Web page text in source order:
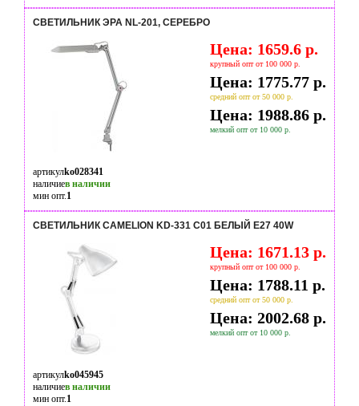
СВЕТИЛЬНИК ЭРА NL-201, СЕРЕБРО
Цена: 1659.6 р.
крупный опт от 100 000 р.
Цена: 1775.77 р.
средний опт от 50 000 р.
Цена: 1988.86 р.
мелкий опт от 10 000 р.
артикулko028341
наличиев наличии
мин опт.1
СВЕТИЛЬНИК CAMELION KD-331 C01 БЕЛЫЙ E27 40W
Цена: 1671.13 р.
крупный опт от 100 000 р.
Цена: 1788.11 р.
средний опт от 50 000 р.
Цена: 2002.68 р.
мелкий опт от 10 000 р.
артикулko045945
наличиев наличии
мин опт.1